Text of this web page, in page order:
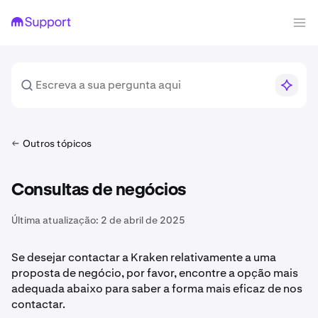
Outros tópicos
Consultas de negócios
Última atualização: 2 de abril de 2025
Se desejar contactar a Kraken relativamente a uma
proposta de negócio, por favor, encontre a opção mais
adequada abaixo para saber a forma mais eficaz de nos
contactar.